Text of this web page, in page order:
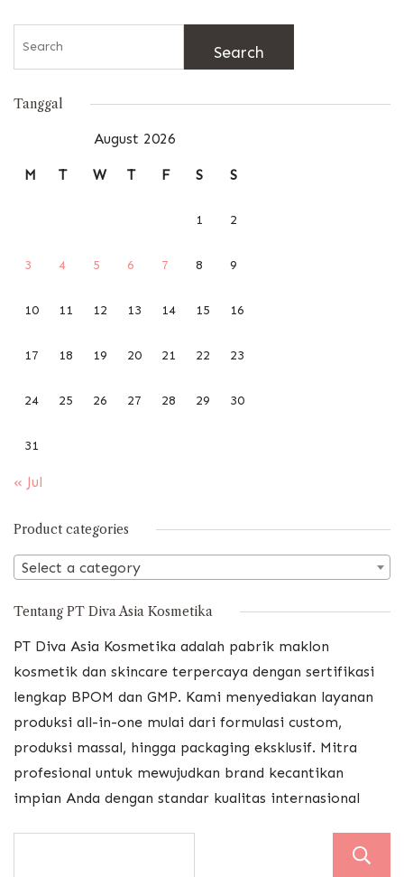
Tanggal
August 2026
M T W T F S S
1 2
3 4 5 6 7 8 9
10 11 12 13 14 15 16
17 18 19 20 21 22 23
24 25 26 27 28 29 30
31
« Jul
Product categories
Select a category
Tentang PT Diva Asia Kosmetika
PT Diva Asia Kosmetika adalah pabrik maklon
kosmetik dan skincare terpercaya dengan sertifikasi
lengkap BPOM dan GMP. Kami menyediakan layanan
produksi all-in-one mulai dari formulasi custom,
produksi massal, hingga packaging eksklusif. Mitra
profesional untuk mewujudkan brand kecantikan
impian Anda dengan standar kualitas internasional